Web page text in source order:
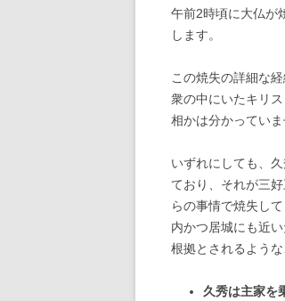
午前2時頃に大仏が
します。
この焼失の詳細な
衆の中にいたキリ
相かは分かっていま
いずれにしても、
ており、それが三
らの事情で焼失し
内かつ居城にも近
根拠とされるよう
久秀は主家を